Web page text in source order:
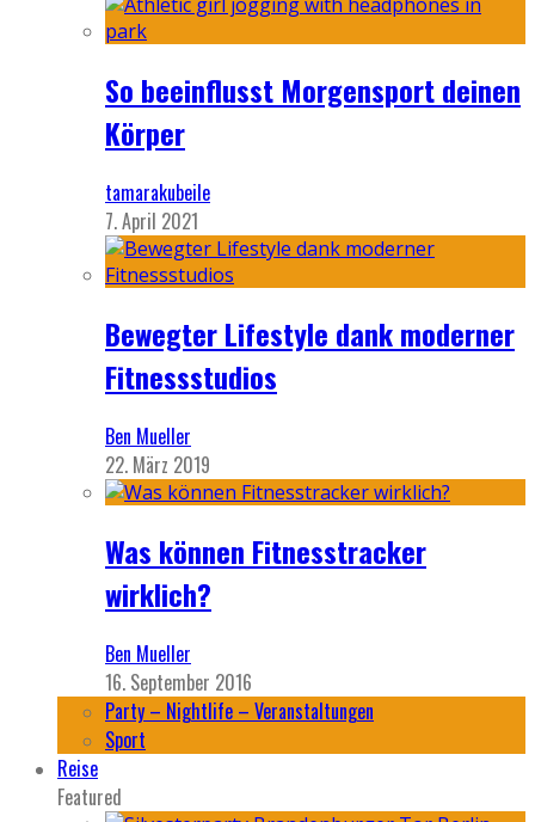
So beeinflusst Morgensport deinen
Körper
tamarakubeile
7. April 2021
Bewegter Lifestyle dank moderner
Fitnessstudios
Ben Mueller
22. März 2019
Was können Fitnesstracker
wirklich?
Ben Mueller
16. September 2016
Party – Nightlife – Veranstaltungen
Sport
Reise
Featured